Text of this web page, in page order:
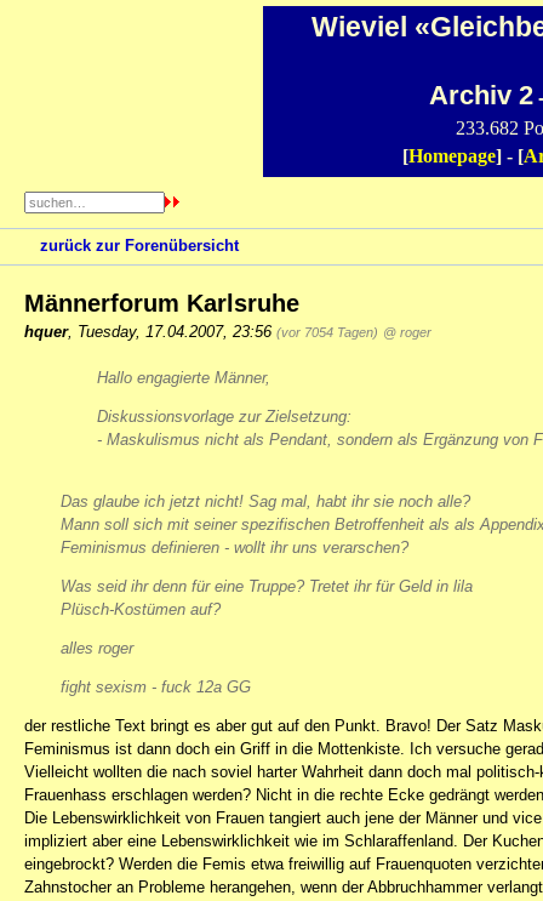
Wieviel
Archiv 2
233.682
[Homepage] - [
zurück zur Forenübersicht
Männerforum Karlsruhe
hquer, Tuesday, 17.04.2007, 23:56 (vor 7054 Tagen) @ roger
Hallo engagierte Männer,
Diskussionsvorlage zur Zielsetzung:
- Maskulismus nicht als Pendant, sondern als Ergänzung von
Das glaube ich jetzt nicht! Sag mal, habt ihr sie noch alle?
Mann soll sich mit seiner spezifischen Betroffenheit als als
Feminismus definieren - wollt ihr uns verarschen?
Was seid ihr denn für eine Truppe? Tretet ihr für Geld in lila
Plüsch-Kostümen auf?
alles roger
fight sexism - fuck 12a GG
der restliche Text bringt es aber gut auf den Punkt. Bravo! Der Satz
Feminismus ist dann doch ein Griff in die Mottenkiste. Ich versuche
Vielleicht wollten die nach soviel harter Wahrheit dann doch mal
Frauenhass erschlagen werden? Nicht in die rechte Ecke gedrängt
Die Lebenswirklichkeit von Frauen tangiert auch jene der Männer und
impliziert aber eine Lebenswirklichkeit wie im Schlaraffenland. Der
eingebrockt? Werden die Femis etwa freiwillig auf Frauenquoten
Zahnstocher an Probleme herangehen, wenn der Abbruchhammer